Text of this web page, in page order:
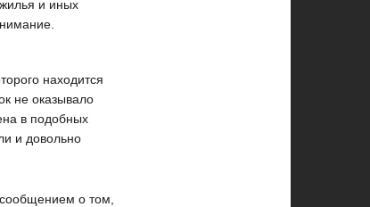
и иных
находится
не оказывало
в подобных
и довольно
о том,